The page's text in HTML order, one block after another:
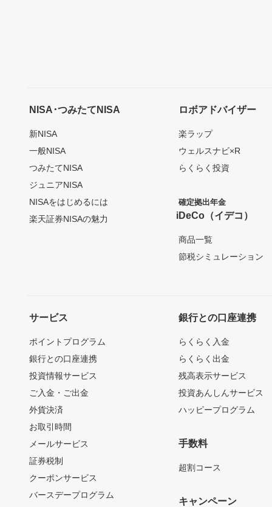
NISA･つみたてNISA
新NISA
一般NISA
つみたてNISA
ジュニアNISA
NISAをはじめるには
楽天証券NISAの魅力
ロボアドバイザー
楽ラップ
ウェルスナビ×R
らくらく投資
確定拠出年金
iDeCo（イデコ）
商品一覧
節税シミュレーション
サービス
ポイントプログラム
銀行との口座連携
投資情報サービス
ご入金・ご出金
外貨決済
お取引時間
メールサービス
証券税制
クーポンサービス
バースデープログラム
銀行との口座連携
らくらく入金
らくらく出金
残高表示サービス
投資あんしんサービス
ハッピープログラム
手数料
超割コース
キャンペーン